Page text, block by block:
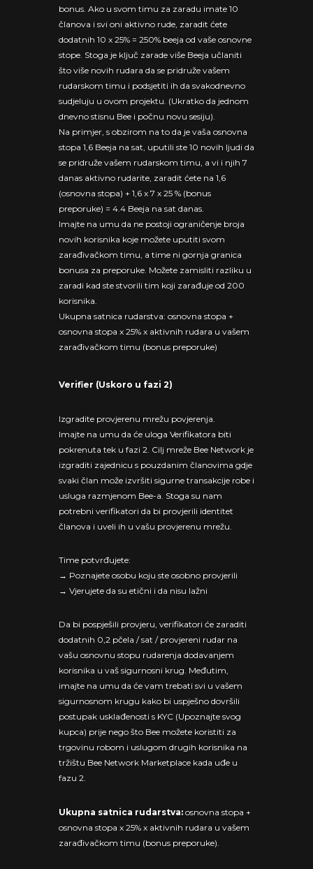
bonus. Ako u svom timu za zaradu imate 10
članova i svi oni aktivno rude, zaradit ćete
dodatnih 10 x 25% = 250% beeja od vaše osnovne
stope. Stoga je ključ zarade više Beeja učlaniti
što više novih rudara da se pridruže vašem
rudarskom timu i podsjetiti ih da svakodnevno
sudjeluju u ovom projektu. (Ukratko da jednom
dnevno stisnu Bee i počnu novu sesiju).
Na primjer, s obzirom na to da je vaša osnovna
stopa 1,6 Beeja na sat, uputili ste 10 novih ljudi da
se pridruže vašem rudarskom timu, a vi i njih 7
danas aktivno rudarite, zaradit ćete na 1,6
(osnovna stopa) + 1,6 x 7 x 25 % (bonus
preporuke) = 4.4 Beeja na sat danas.
Imajte na umu da ne postoji ograničenje broja
novih korisnika koje možete uputiti svom
zarađivačkom timu, a time ni gornja granica
bonusa za preporuke. Možete zamisliti razliku u
zaradi kad ste stvorili tim koji zarađuje od 200
korisnika.
Ukupna satnica rudarstva: osnovna stopa +
osnovna stopa x 25% x aktivnih rudara u vašem
zarađivačkom timu (bonus preporuke)
Verifier (Uskoro u fazi 2)
Izgradite provjerenu mrežu povjerenja.
Imajte na umu da će uloga Verifikatora biti
pokrenuta tek u fazi 2. Cilj mreže Bee Network je
izgraditi zajednicu s pouzdanim članovima gdje
svaki član može izvršiti sigurne transakcije robe i
usluga razmjenom Bee-a. Stoga su nam
potrebni verifikatori da bi provjerili identitet
članova i uveli ih u vašu provjerenu mrežu.
Time potvrđujete:
→ Poznajete osobu koju ste osobno provjerili
→ Vjerujete da su etični i da nisu lažni
Da bi pospješili provjeru, verifikatori će zaraditi
dodatnih 0,2 pčela / sat / provjereni rudar na
vašu osnovnu stopu rudarenja dodavanjem
korisnika u vaš sigurnosni krug. Međutim,
imajte na umu da će vam trebati svi u vašem
sigurnosnom krugu kako bi uspješno dovršili
postupak usklađenosti s KYC (Upoznajte svog
kupca) prije nego što Bee možete koristiti za
trgovinu robom i uslugom drugih korisnika na
tržištu Bee Network Marketplace kada uđe u
fazu 2.
Ukupna satnica rudarstva: osnovna stopa +
osnovna stopa x 25% x aktivnih rudara u vašem
zarađivačkom timu (bonus preporuke).